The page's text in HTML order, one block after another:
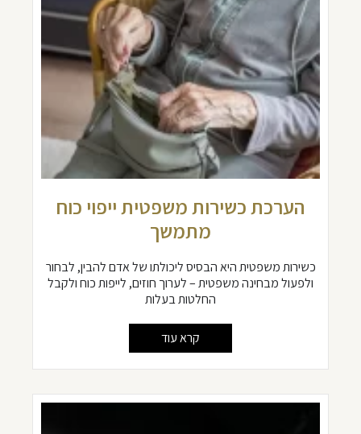
הערכת כשירות משפטית ייפוי כוח
מתמשך
כשירות משפטית היא הבסיס ליכולתו של אדם להבין, לבחור
ולפעול מבחינה משפטית – לערוך חוזים, לייפות כוח ולקבל
החלטות בעלות
קרא עוד